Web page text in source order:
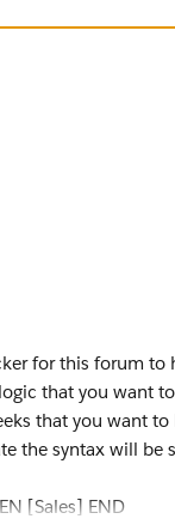
for this forum to
that you want
that you want
the syntax will be
[Sales] END